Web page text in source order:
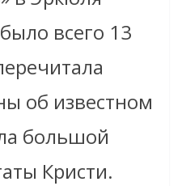
всего 13
об известном
большой
Кристи.